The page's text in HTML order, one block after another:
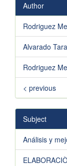
Author
Rodriguez
Alvarado
Rodriguez
< previous
Subject
Análisis y